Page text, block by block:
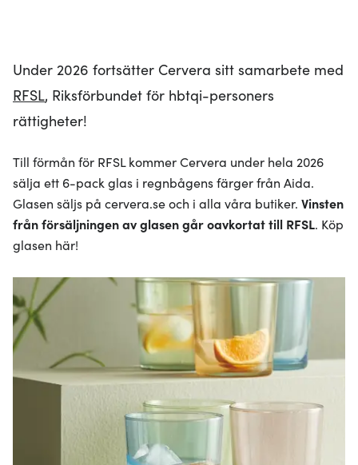
Under 2026 fortsätter Cervera sitt samarbete med
RFSL, Riksförbundet för hbtqi-personers
rättigheter!
Till förmån för RFSL kommer Cervera under hela 2026
sälja ett 6-pack glas i regnbågens färger från Aida.
Glasen säljs på cervera.se och i alla våra butiker. Vinsten
från försäljningen av glasen går oavkortat till RFSL. Köp
glasen här!